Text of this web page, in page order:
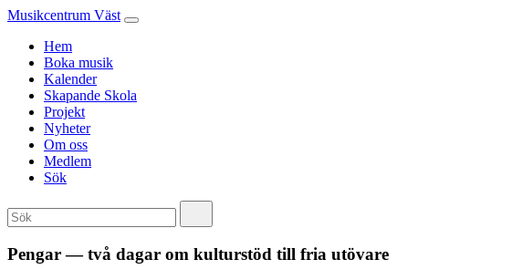
Musikcentrum Väst
Hem
Boka musik
Kalender
Skapande Skola
Projekt
Nyheter
Om oss
Medlem
Sök
Pengar — två dagar om kulturstöd till fria utövare